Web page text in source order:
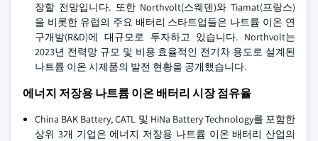
장할 전망입니다. 또한 Northvolt(스웨덴)와 Tiamat(프랑스)
을 비롯한 유럽의 주요 배터리 스타트업들은 나트륨 이온 연
구개발(R&D)에 대규모로 투자하고 있습니다. Northvolt는
2023년 전력망 규모 및 비용 효율적인 전기차 용도로 설계된
나트륨 이온 시제품의 발전 현황을 공개했습니다.
에너지 저장용 나트륨 이온 배터리 시장 점유율
China BAK Battery, CATL 및 HiNa Battery Technology를 포함한
상위 3개 기업은 에너지 저장용 나트륨 이온 배터리 산업의